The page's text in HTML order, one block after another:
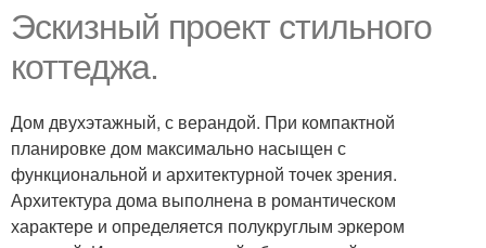
Эскизный проект стильного
коттеджа.
Дом двухэтажный, с верандой. При компактной
планировке дом максимально насыщен с
функциональной и архитектурной точек зрения.
Архитектура дома выполнена в романтическом
характере и определяется полукруглым эркером